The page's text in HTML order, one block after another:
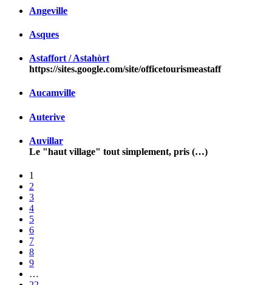
Angeville
Asques
Astaffort / Astahòrt
https://sites.google.com/site/officetourismeastaff
Aucamville
Auterive
Auvillar
Le "haut village" tout simplement, pris (…)
1
2
3
4
5
6
7
8
9
…